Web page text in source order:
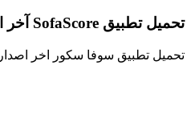
تحميل تطبيق SofaScore آخر اصدار 2026
تحميل تطبيق سوفا سكور اخر اصدار 2026 SofaScore